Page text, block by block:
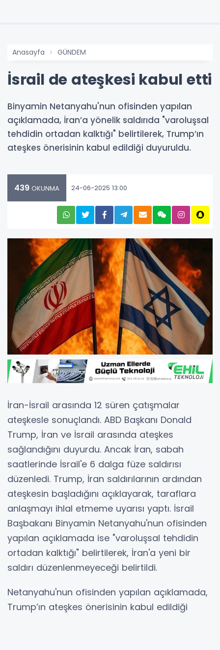
Anasayfa GÜNDEM
İsrail de ateşkesi kabul etti
Binyamin Netanyahu'nun ofisinden yapılan
açıklamada, İran’a yönelik saldırıda "varoluşsal
tehdidin ortadan kalktığı" belirtilerek, Trump’ın
ateşkes önerisinin kabul edildiği duyuruldu.
439 OKUNMA 24-06-2025 13:00
İran-İsrail arasında 12 süren çatışmalar
ateşkesle sonuçlandı. ABD Başkanı Donald
Trump, İran ve İsrail arasında ateşkes
sağlandığını duyurdu. Ancak İran, sabah
saatlerinde İsrail'e 6 dalga füze saldırısı
düzenledi. Trump, İran saldırılarının ardından
ateşkesin başladığını açıklayarak, taraflara
anlaşmayı ihlal etmeme uyarısı yaptı. İsrail
Başbakanı Binyamin Netanyahu'nun ofisinden
yapılan açıklamada ise "varoluşsal tehdidin
ortadan kalktığı" belirtilerek, İran'a yeni bir
saldırı düzenlenmeyeceği belirtildi.
Netanyahu'nun ofisinden yapılan açıklamada,
Trump’ın ateşkes önerisinin kabul edildiği